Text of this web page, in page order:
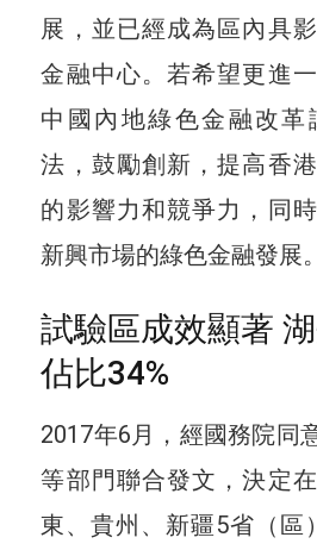
展，並已經成為區內具
金融中心。若希望更進
中國內地綠色金融改革
法，鼓勵創新，提高香
的影響力和競爭力，同
新興市場的綠色金融發展。
試驗區成效顯著
佔比34%
2017年6月，經國務院同
等部門聯合發文，決定
東、貴州、新疆5省（區